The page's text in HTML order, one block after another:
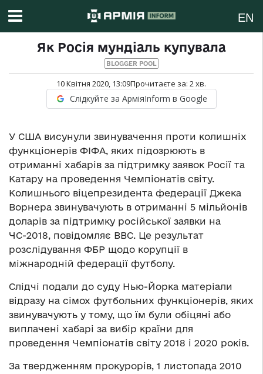
EN
Як Росія мундіаль купувала
BLOGGER POOL
10 Квітня 2020, 13:09Прочитаєте за: 2хв.
Слідкуйте за АрміяInform в Google
У США висунули звинувачення проти колишніх
функціонерів ФІФА, яких підозрюють в
отриманні хабарів за підтримку заявок Росії та
Катару на проведення Чемпіонатів світу.
Колишнього віцепрезидента федерації Джека
Ворнера звинувачують в отриманні 5 мільйонів
доларів за підтримку російської заявки на
ЧС-2018, повідомляє ВВС. Це результат
розслідування ФБР щодо корупції в
міжнародній федерації футболу.
Слідчі подали до суду Нью-Йорка матеріали
відразу на сімох футбольних функціонерів, яких
звинувачують у тому, що їм були обіцяні або
виплачені хабарі за вибір країни для
проведення Чемпіонатів світу 2018 і 2020 років.
За твердженням прокурорів, 1 листопада 2010